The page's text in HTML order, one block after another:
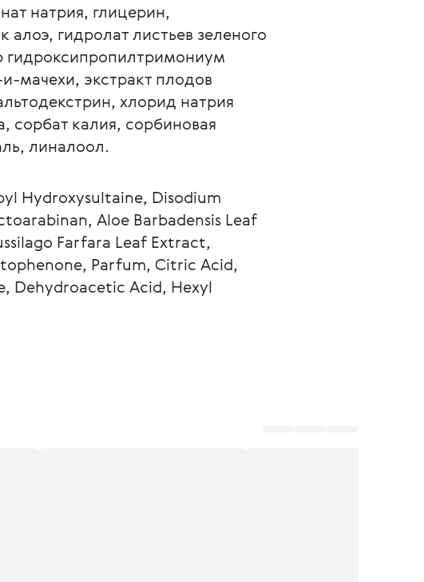
натрия, глицерин,
гидролат листьев зеленого
гидроксипропилтримониум
мачехи, экстракт плодов
хлорид натрия
сорбат калия, сорбиновая
линалоол.
Hydroxysultaine, Disodium
Aloe Barbadensis Leaf
Farfara Leaf Extract,
Parfum, Citric Acid,
Dehydroacetic Acid, Hexyl